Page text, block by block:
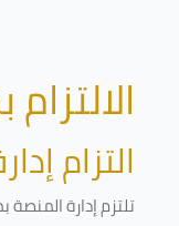
التزام
تلتزم إدارة